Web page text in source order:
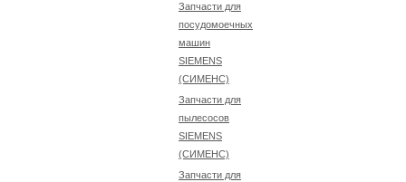
Запчасти для
посудомоечных
машин
SIEMENS
(СИМЕНС)
Запчасти для
пылесосов
SIEMENS
(СИМЕНС)
Запчасти для